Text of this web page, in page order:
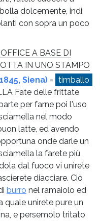
dolcemente, indi
con sopra un poco
A BASE DI
IN UNO STAMPO
Siena) = timballo
Fate delle frittate
per farne poi l'uso
nel modo
latte, ed avendo
onde darle un
la farete più
dal fuoco vi unirete
diacciare. Ciò
burro nel ramaiolo ed
quale unirete pure un
e persemolo tritato